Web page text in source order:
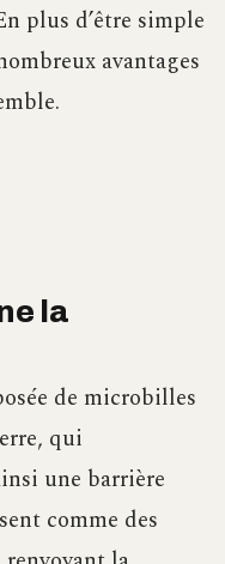
plus d’être simple
avantages
la
de microbilles
qui
une barrière
comme des